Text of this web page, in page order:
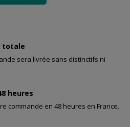
totale
sera livrée sans distinctifs ni
heures
commande en 48 heures en France.